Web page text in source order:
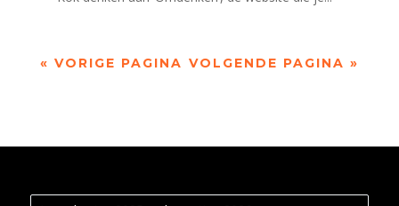
« VORIGE PAGINA VOLGENDE PAGINA »